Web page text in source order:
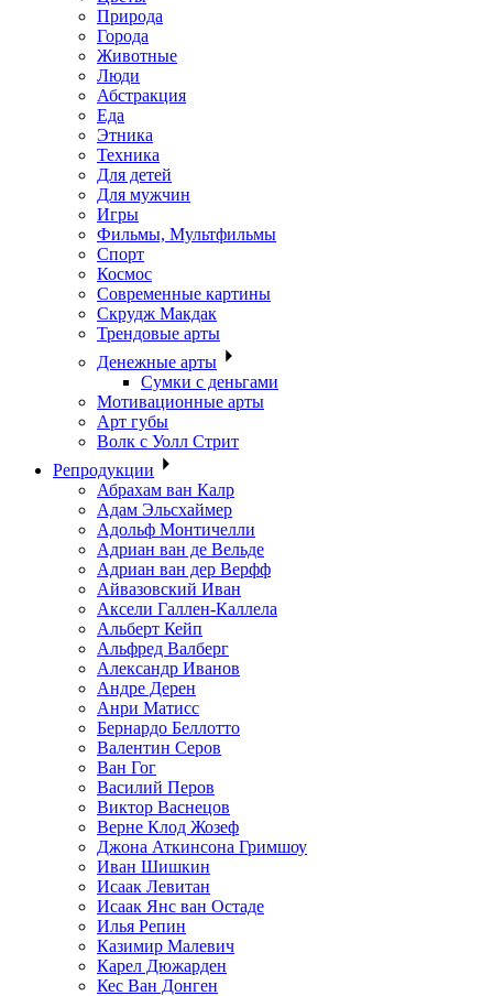
Природа
Города
Животные
Люди
Абстракция
Еда
Этника
Техника
Для детей
Для мужчин
Игры
Фильмы, Мультфильмы
Спорт
Космос
Современные картины
Скрудж Макдак
Трендовые арты
Денежные арты
Сумки с деньгами
Мотивационные арты
Арт губы
Волк с Уолл Стрит
Репродукции
Абрахам ван Калр
Адам Эльсхаймер
Адольф Монтичелли
Адриан ван де Вельде
Адриан ван дер Верфф
Айвазовский Иван
Аксели Галлен-Каллела
Альберт Кейп
Альфред Валберг
Александр Иванов
Андре Дерен
Анри Матисс
Бернардо Беллотто
Валентин Серов
Ван Гог
Василий Перов
Виктор Васнецов
Верне Клод Жозеф
Джона Аткинсона Гримшоу
Иван Шишкин
Исаак Левитан
Исаак Янс ван Остаде
Илья Репин
Казимир Малевич
Карел Дюжарден
Кес Ван Донген